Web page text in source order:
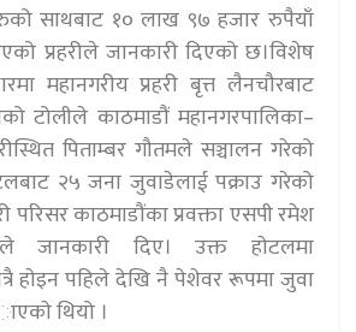
साथबाट १० लाख ९७ हजार रुपैयाँ
प्रहरीले जानकारी दिएको छ।विशेष
महानगरीय प्रहरी बृत्त लैनचौरबाट
टोलीले काठमाडौं महानगरपालिका–
पिताम्बर गौतमले सञ्चालन गरेको
२५ जना जुवाडेलाई पक्राउ गरेको
परिसर काठमाडौंका प्रवक्ता एसपी रमेश
जानकारी दिए। उक्त हाेटलमा
हाेइन पहिले देखि नै पेशेवर रूपमा जुवा
थियो ।